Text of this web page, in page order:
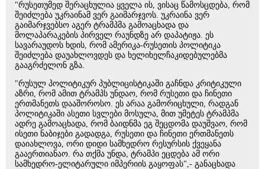
"რუსეთუმედ შერაცხულია ყველა ის, ვისაც წამოსცდება, რომ
შეიძლება უკრაინამ ვერ გაიმარჯვოს. უკრაინა ვერ
გაიმარჯვებსო აგერ ტრამპმა გამოაცხადა და
მოლაპარაკების პირველ რაუნდზე არ დაპატიჟა. ეს
სავარაუდოს ხდის, რომ ამერიკა-რუსეთის პოლიტიკა
შეიძლება დაუახლოვდეს და ხელიხელჩაკიდებულებმა
გააგრძელონ გზა.
"რუსულ პოლიტიკურ პუბლიცისტიკაში გაჩნდა კრიტიკული
აზრი, რომ ამით ტრამპს უნდაო, რომ რუსეთი და ჩინეთი
ერთმანეთს დააშოროსო. ეს არაა გამორიცხული, რადგან
პოლიტიკაში ასეთი სვლები მოსულა, მით უმეტეს ტრამპმა
ადრე გამოაცხადა, რომ ბაიდნმა ეგ შეცდომა დაუშვაო, რომ
ისეთი ნაბიჯები გადადგა, რუსეთი და ჩინეთი ერთმანეთს
დაიახლოვა, ორი დიდი სამხედრო რესურსის ქვეყანა
გააერთიანაო. რა თქმა უნდა, ტრამპი ეცდება ამ ორი
სამხედრო-ელიტარული იმპერიის გაყოფას",- განაცხადა